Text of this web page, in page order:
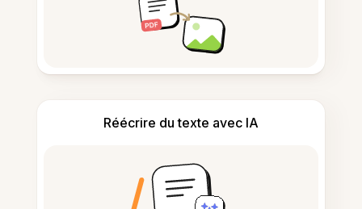
Réécrire du texte avec IA